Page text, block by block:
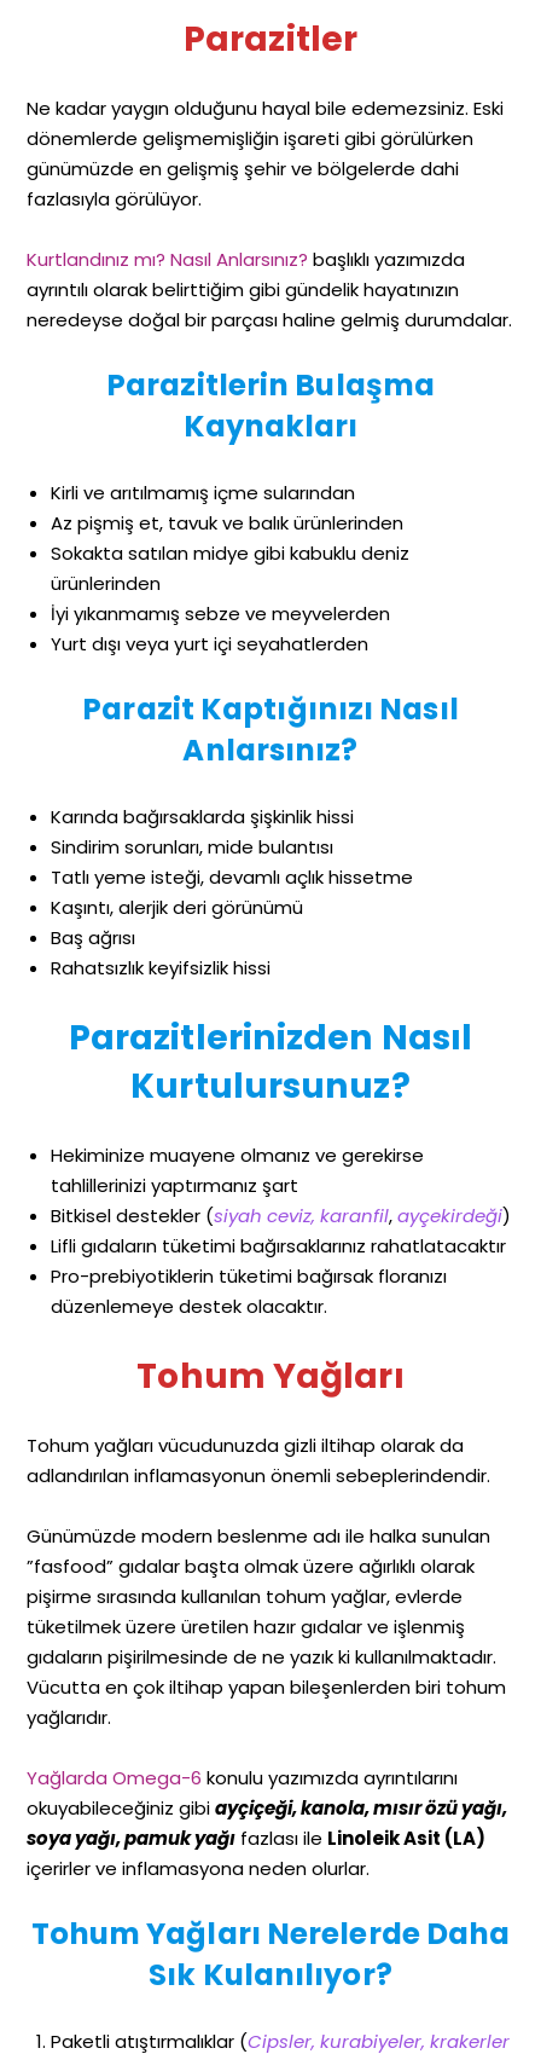
Parazitler
Ne kadar yaygın olduğunu hayal bile edemezsiniz. Eski
dönemlerde gelişmemişliğin işareti gibi görülürken
günümüzde en gelişmiş şehir ve bölgelerde dahi
fazlasıyla görülüyor.
Kurtlandınız mı? Nasıl Anlarsınız? başlıklı yazımızda
ayrıntılı olarak belirttiğim gibi gündelik hayatınızın
neredeyse doğal bir parçası haline gelmiş durumdalar.
Parazitlerin Bulaşma
Kaynakları
Kirli ve arıtılmamış içme sularından
Az pişmiş et, tavuk ve balık ürünlerinden
Sokakta satılan midye gibi kabuklu deniz
ürünlerinden
İyi yıkanmamış sebze ve meyvelerden
Yurt dışı veya yurt içi seyahatlerden
Parazit Kaptığınızı Nasıl
Anlarsınız?
Karında bağırsaklarda şişkinlik hissi
Sindirim sorunları, mide bulantısı
Tatlı yeme isteği, devamlı açlık hissetme
Kaşıntı, alerjik deri görünümü
Baş ağrısı
Rahatsızlık keyifsizlik hissi
Parazitlerinizden Nasıl
Kurtulursunuz?
Hekiminize muayene olmanız ve gerekirse
tahlillerinizi yaptırmanız şart
Bitkisel destekler (siyah ceviz, karanfil,ayçekirdeği)
Lifli gıdaların tüketimi bağırsaklarınız rahatlatacaktır
Pro-prebiyotiklerin tüketimi bağırsak floranızı
düzenlemeye destek olacaktır.
Tohum Yağları
Tohum yağları vücudunuzda gizli iltihap olarak da
adlandırılan inflamasyonun önemli sebeplerindendir.
Günümüzde modern beslenme adı ile halka sunulan
”fasfood” gıdalar başta olmak üzere ağırlıklı olarak
pişirme sırasında kullanılan tohum yağlar, evlerde
tüketilmek üzere üretilen hazır gıdalar ve işlenmiş
gıdaların pişirilmesinde de ne yazık ki kullanılmaktadır.
Vücutta en çok iltihap yapan bileşenlerden biri tohum
yağlarıdır.
Yağlarda Omega-6 konulu yazımızda ayrıntılarını
okuyabileceğiniz gibiayçiçeği, kanola, mısır özü yağı,
soya yağı, pamuk yağı fazlası ile Linoleik Asit (LA)
içerirler ve inflamasyona neden olurlar.
Tohum Yağları Nerelerde Daha
Sık Kulanılıyor?
Paketli atıştırmalıklar (Cipsler, kurabiyeler, krakerler